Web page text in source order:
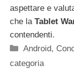
aspettare e
che la Tablet
contendenti.
Categorie
Android,
categoria